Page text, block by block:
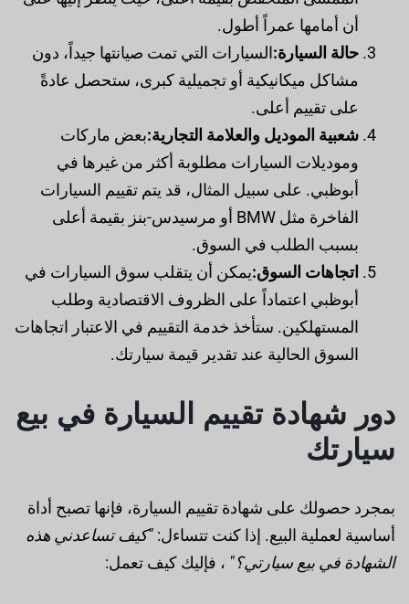
أن أمامها عمراً أطول.
حالة السيارة:السيارات التي تمت صيانتها جيداً، دون
مشاكل ميكانيكية أو تجميلية كبرى، ستحصل عادةً
على تقييم أعلى.
شعبية الموديل والعلامة التجارية:بعض ماركات
وموديلات السيارات مطلوبة أكثر من غيرها في
أبوظبي. على سبيل المثال، قد يتم تقييم السيارات
الفاخرة مثل BMW أو مرسيدس-بنز بقيمة أعلى
بسبب الطلب في السوق.
اتجاهات السوق:يمكن أن يتقلب سوق السيارات في
أبوظبي اعتماداً على الظروف الاقتصادية وطلب
المستهلكين. ستأخذ خدمة التقييم في الاعتبار اتجاهات
السوق الحالية عند تقدير قيمة سيارتك.
دور شهادة تقييم السيارة في بيع
سيارتك
بمجرد حصولك على شهادة تقييم السيارة، فإنها تصبح أداة
أساسية لعملية البيع. إذا كنت تتساءل: "كيف تساعدني هذه
الشهادة في بيع سيارتي؟" ، فإليك كيف تعمل: